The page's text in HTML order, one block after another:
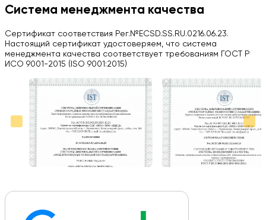
H
03.09.2024
Вся работа выполнена в срок. Всем рекомендую
Больше отзывов на Google Maps
Система менеджмента качества
Сертификат соответствия Рег.№ECSD.SS.RU.0216.06.23.
Настоящий сертификат удостоверяем, что система
менеджмента качества соответствует требованиям ГОСТ Р
ИСО 9001-2015 (ISO 9001:2015)